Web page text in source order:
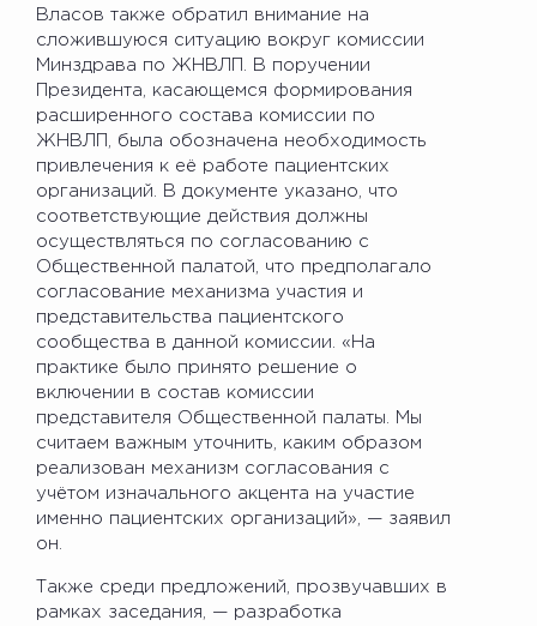
Власов также обратил внимание на
сложившуюся ситуацию вокруг комиссии
Минздрава по ЖНВЛП. В поручении
Президента, касающемся формирования
расширенного состава комиссии по
ЖНВЛП, была обозначена необходимость
привлечения к её работе пациентских
организаций. В документе указано, что
соответствующие действия должны
осуществляться по согласованию с
Общественной палатой, что предполагало
согласование механизма участия и
представительства пациентского
сообщества в данной комиссии. «На
практике было принято решение о
включении в состав комиссии
представителя Общественной палаты. Мы
считаем важным уточнить, каким образом
реализован механизм согласования с
учётом изначального акцента на участие
именно пациентских организаций», — заявил
он.
Также среди предложений, прозвучавших в
рамках заседания, — разработка